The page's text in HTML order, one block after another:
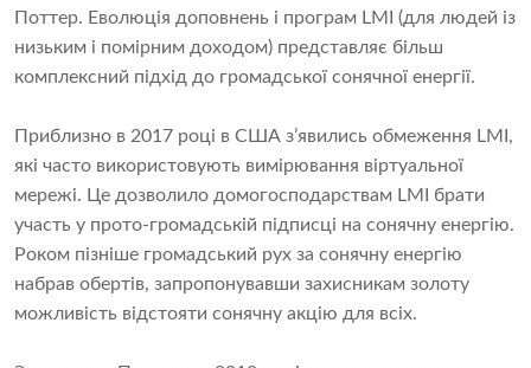
Поттер. Еволюція доповнень і програм LMI (для людей із
низьким і помірним доходом) представляє більш
комплексний підхід до громадської сонячної енергії.
Приблизно в 2017 році в США з’явились обмеження LMI,
які часто використовують вимірювання віртуальної
мережі. Це дозволило домогосподарствам LMI брати
участь у прото-громадській підписці на сонячну енергію.
Роком пізніше громадський рух за сонячну енергію
набрав обертів, запропонувавши захисникам золоту
можливість відстояти сонячну акцію для всіх.